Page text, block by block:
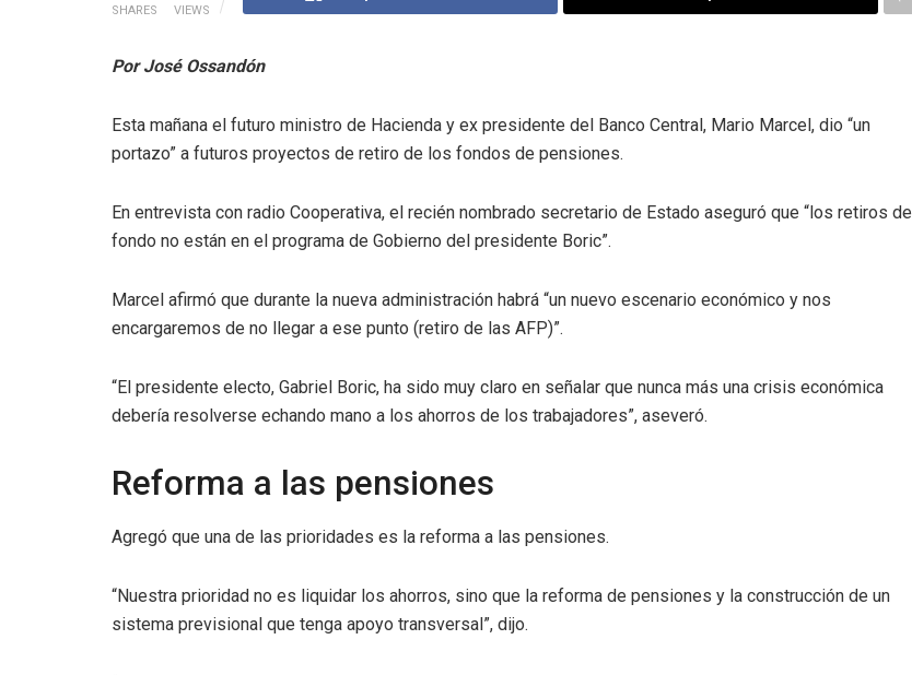
SHARES VIEWS
Por José Ossandón
Esta mañana el futuro ministro de Hacienda y ex presidente del Banco Central, Mario Marcel, dio “un
portazo” a futuros proyectos de retiro de los fondos de pensiones.
En entrevista con radio Cooperativa, el recién nombrado secretario de Estado aseguró que “los retiros de
fondo no están en el programa de Gobierno del presidente Boric”.
Marcel afirmó que durante la nueva administración habrá “un nuevo escenario económico y nos
encargaremos de no llegar a ese punto (retiro de las AFP)”.
“El presidente electo, Gabriel Boric, ha sido muy claro en señalar que nunca más una crisis económica
debería resolverse echando mano a los ahorros de los trabajadores”, aseveró.
Reforma a las pensiones
Agregó que una de las prioridades es la reforma a las pensiones.
“Nuestra prioridad no es liquidar los ahorros, sino que la reforma de pensiones y la construcción de un
sistema previsional que tenga apoyo transversal”, dijo.